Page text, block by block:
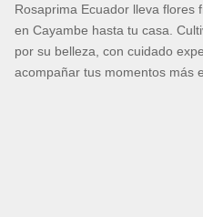
Rosaprima Ecuador lleva flores
en Cayambe hasta tu casa.
por su belleza, con cuidado
acompañar tus momentos más